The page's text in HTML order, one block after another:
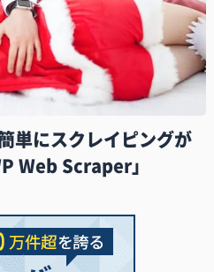
単にスクレイピングが
Web Scraper」